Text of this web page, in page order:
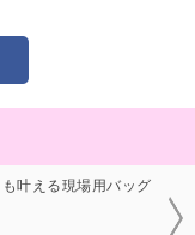
叶える現場用バッグ